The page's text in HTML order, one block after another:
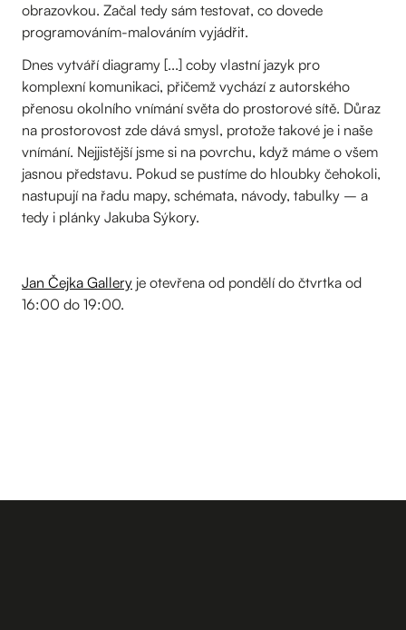
obrazovkou. Začal tedy sám testovat, co dovede
programováním-malováním vyjádřit.
Dnes vytváří diagramy [...] coby vlastní jazyk pro
komplexní komunikaci, přičemž vychází z autorského
přenosu okolního vnímání světa do prostorové sítě. Důraz
na prostorovost zde dává smysl, protože takové je i naše
vnímání. Nejjistější jsme si na povrchu, když máme o všem
jasnou představu. Pokud se pustíme do hloubky čehokoli,
nastupují na řadu mapy, schémata, návody, tabulky – a
tedy i plánky Jakuba Sýkory.
Jan Čejka Gallery je otevřena od pondělí do čtvrtka od
16:00 do 19:00.